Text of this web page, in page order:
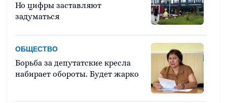
Но цифры заставляют
задуматься
ОБЩЕСТВО
Борьба за депутатские кресла
набирает обороты. Будет жарко